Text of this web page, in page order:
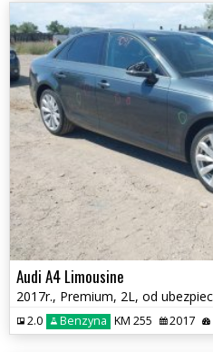
Audi A4 Limousine
2.0 Benzyna KM 255 2017